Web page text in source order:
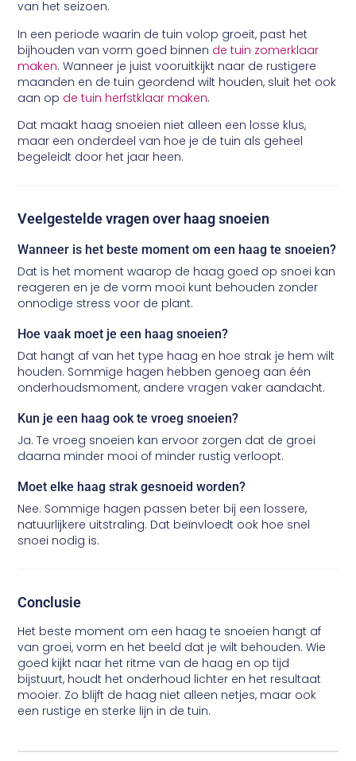
van het seizoen.
In een periode waarin de tuin volop groeit, past het
bijhouden van vorm goed binnen de tuin zomerklaar
maken. Wanneer je juist vooruitkijkt naar de rustigere
maanden en de tuin geordend wilt houden, sluit het ook
aan op de tuin herfstklaar maken.
Dat maakt haag snoeien niet alleen een losse klus,
maar een onderdeel van hoe je de tuin als geheel
begeleidt door het jaar heen.
Veelgestelde vragen over haag snoeien
Wanneer is het beste moment om een haag te snoeien?
Dat is het moment waarop de haag goed op snoei kan
reageren en je de vorm mooi kunt behouden zonder
onnodige stress voor de plant.
Hoe vaak moet je een haag snoeien?
Dat hangt af van het type haag en hoe strak je hem wilt
houden. Sommige hagen hebben genoeg aan één
onderhoudsmoment, andere vragen vaker aandacht.
Kun je een haag ook te vroeg snoeien?
Ja. Te vroeg snoeien kan ervoor zorgen dat de groei
daarna minder mooi of minder rustig verloopt.
Moet elke haag strak gesnoeid worden?
Nee. Sommige hagen passen beter bij een lossere,
natuurlijkere uitstraling. Dat beïnvloedt ook hoe snel
snoei nodig is.
Conclusie
Het beste moment om een haag te snoeien hangt af
van groei, vorm en het beeld dat je wilt behouden. Wie
goed kijkt naar het ritme van de haag en op tijd
bijstuurt, houdt het onderhoud lichter en het resultaat
mooier. Zo blijft de haag niet alleen netjes, maar ook
een rustige en sterke lijn in de tuin.